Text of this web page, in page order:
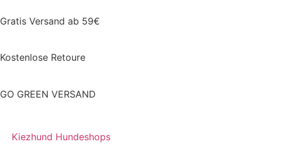
Gratis Versand ab 59€
Kostenlose Retoure
GO GREEN VERSAND
Kiezhund Hundeshops